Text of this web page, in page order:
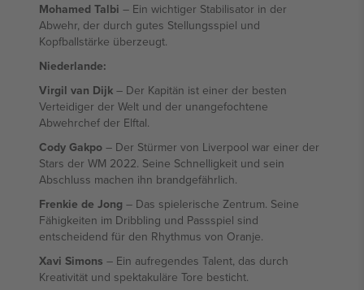
Mohamed Talbi – Ein wichtiger Stabilisator in der
Abwehr, der durch gutes Stellungsspiel und
Kopfballstärke überzeugt.
Niederlande:
Virgil van Dijk – Der Kapitän ist einer der besten
Verteidiger der Welt und der unangefochtene
Abwehrchef der Elftal.
Cody Gakpo – Der Stürmer von Liverpool war einer der
Stars der WM 2022. Seine Schnelligkeit und sein
Abschluss machen ihn brandgefährlich.
Frenkie de Jong – Das spielerische Zentrum. Seine
Fähigkeiten im Dribbling und Passspiel sind
entscheidend für den Rhythmus von Oranje.
Xavi Simons – Ein aufregendes Talent, das durch
Kreativität und spektakuläre Tore besticht.